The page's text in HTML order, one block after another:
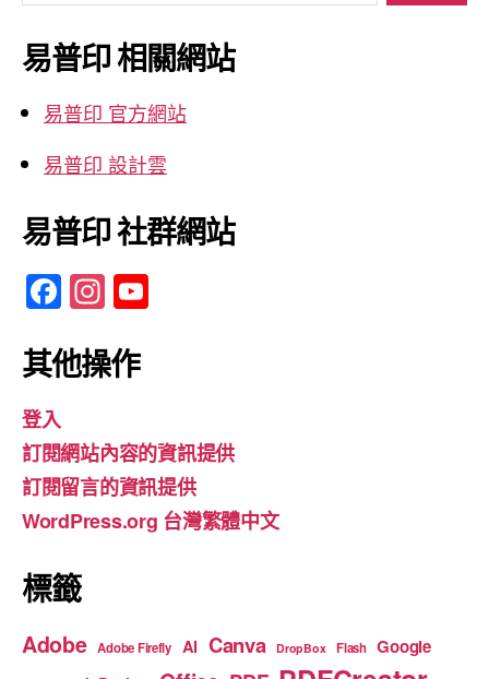
關
鍵
字:
易普印 相關網站
易普印 官方網站
易普印 設計雲
易普印 社群網站
F
c
b
o
o
k
In
a
a
m
u
b
e
其他操作
登入
訂閱網站內容的資訊提供
訂閱留言的資訊提供
WordPress.org 台灣繁體中文
標籤
Adobe Adobe Firefly AI Canva DropBox Flash Google